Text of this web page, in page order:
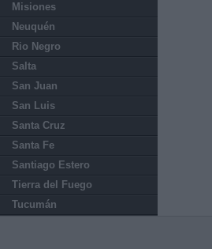
Misiones
Neuquén
Rio Negro
Salta
San Juan
San Luis
Santa Cruz
Santa Fe
Santiago Estero
Tierra del Fuego
Tucumán